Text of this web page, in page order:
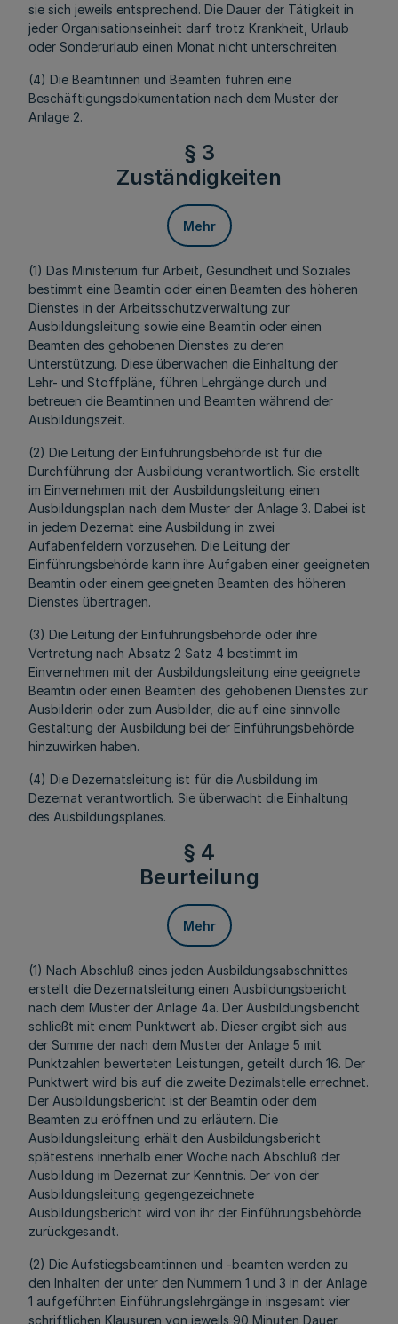
sie sich jeweils entsprechend. Die Dauer der Tätigkeit in
jeder Organisationseinheit darf trotz Krankheit, Urlaub
oder Sonderurlaub einen Monat nicht unterschreiten.
(4) Die Beamtinnen und Beamten führen eine
Beschäftigungsdokumentation nach dem Muster der
Anlage 2.
§ 3
Zuständigkeiten
Mehr
(1) Das Ministerium für Arbeit, Gesundheit und Soziales
bestimmt eine Beamtin oder einen Beamten des höheren
Dienstes in der Arbeitsschutzverwaltung zur
Ausbildungsleitung sowie eine Beamtin oder einen
Beamten des gehobenen Dienstes zu deren
Unterstützung. Diese überwachen die Einhaltung der
Lehr- und Stoffpläne, führen Lehrgänge durch und
betreuen die Beamtinnen und Beamten während der
Ausbildungszeit.
(2) Die Leitung der Einführungsbehörde ist für die
Durchführung der Ausbildung verantwortlich. Sie erstellt
im Einvernehmen mit der Ausbildungsleitung einen
Ausbildungsplan nach dem Muster der Anlage 3. Dabei ist
in jedem Dezernat eine Ausbildung in zwei
Aufabenfeldern vorzusehen. Die Leitung der
Einführungsbehörde kann ihre Aufgaben einer geeigneten
Beamtin oder einem geeigneten Beamten des höheren
Dienstes übertragen.
(3) Die Leitung der Einführungsbehörde oder ihre
Vertretung nach Absatz 2 Satz 4 bestimmt im
Einvernehmen mit der Ausbildungsleitung eine geeignete
Beamtin oder einen Beamten des gehobenen Dienstes zur
Ausbilderin oder zum Ausbilder, die auf eine sinnvolle
Gestaltung der Ausbildung bei der Einführungsbehörde
hinzuwirken haben.
(4) Die Dezernatsleitung ist für die Ausbildung im
Dezernat verantwortlich. Sie überwacht die Einhaltung
des Ausbildungsplanes.
§ 4
Beurteilung
Mehr
(1) Nach Abschluß eines jeden Ausbildungsabschnittes
erstellt die Dezernatsleitung einen Ausbildungsbericht
nach dem Muster der Anlage 4a. Der Ausbildungsbericht
schließt mit einem Punktwert ab. Dieser ergibt sich aus
der Summe der nach dem Muster der Anlage 5 mit
Punktzahlen bewerteten Leistungen, geteilt durch 16. Der
Punktwert wird bis auf die zweite Dezimalstelle errechnet.
Der Ausbildungsbericht ist der Beamtin oder dem
Beamten zu eröffnen und zu erläutern. Die
Ausbildungsleitung erhält den Ausbildungsbericht
spätestens innerhalb einer Woche nach Abschluß der
Ausbildung im Dezernat zur Kenntnis. Der von der
Ausbildungsleitung gegengezeichnete
Ausbildungsbericht wird von ihr der Einführungsbehörde
zurückgesandt.
(2) Die Aufstiegsbeamtinnen und -beamten werden zu
den Inhalten der unter den Nummern 1 und 3 in der Anlage
1 aufgeführten Einführungslehrgänge in insgesamt vier
schriftlichen Klausuren von jeweils 90 Minuten Dauer